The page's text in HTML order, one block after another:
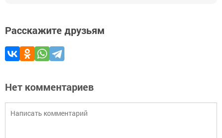
Расскажите друзьям
Нет комментариев